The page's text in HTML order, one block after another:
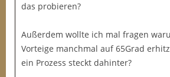
das probieren?
Außerdem wollte ich mal fragen
Vorteige manchmal auf 65Grad
ein Prozess steckt dahinter?